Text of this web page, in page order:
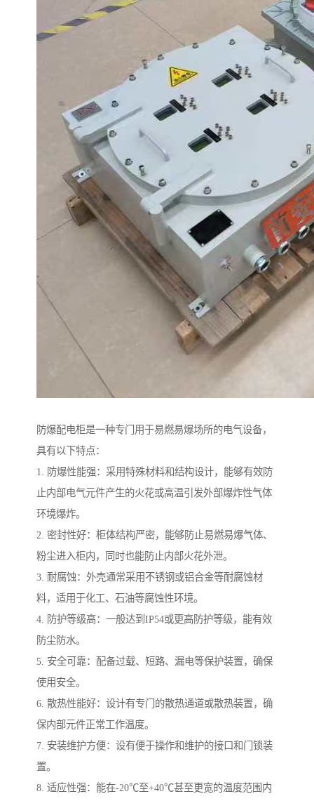
防爆配电柜是一种专门用于易燃易爆场所的电气设备，
具有以下特点：
1. 防爆性能强：采用特殊材料和结构设计，能够有效防
止内部电气元件产生的火花或高温引发外部爆炸性气体
环境爆炸。
2. 密封性好：柜体结构严密，能够防止易燃易爆气体、
粉尘进入柜内，同时也能防止内部火花外泄。
3. 耐腐蚀：外壳通常采用不锈钢或铝合金等耐腐蚀材
料，适用于化工、石油等腐蚀性环境。
4. 防护等级高：一般达到IP54或更高防护等级，能有效
防尘防水。
5. 安全可靠：配备过载、短路、漏电等保护装置，确保
使用安全。
6. 散热性能好：设计有专门的散热通道或散热装置，确
保内部元件正常工作温度。
7. 安装维护方便：设有便于操作和维护的接口和门锁装
置。
8. 适应性强：能在-20℃至+40℃甚至更宽的温度范围内